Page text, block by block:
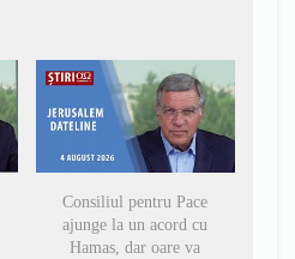
Consiliul pentru Pace
ajunge la un acord cu
Hamas, dar oare va